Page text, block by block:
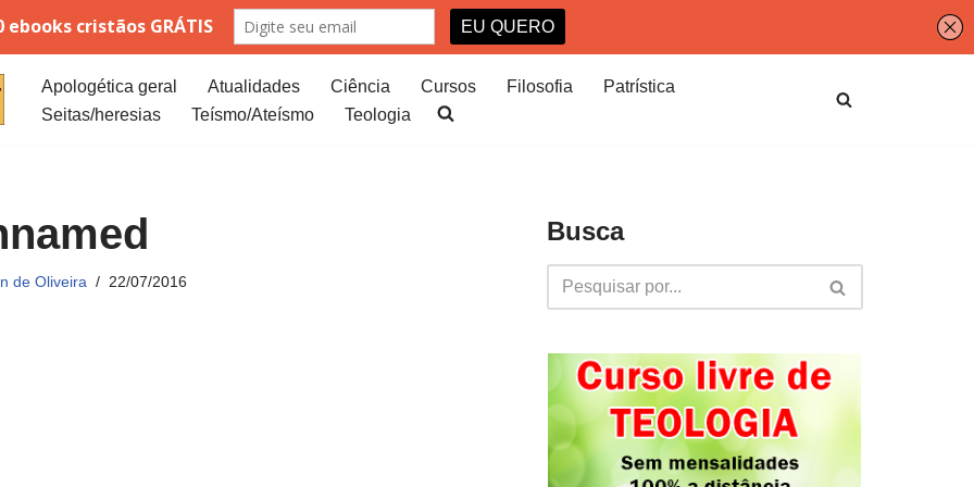
Apologética geral Atualidades Ciência Cursos Filosofia
Patrística
Seitas/heresias
Teísmo/Ateísmo Teologia
de Oliveira 22/07/2016
Busca